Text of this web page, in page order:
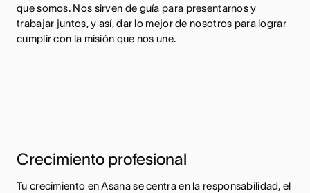
que somos. Nos sirven de guía para presentarnos y
trabajar juntos, y así, dar lo mejor de nosotros para lograr
cumplir con la misión que nos une.
Crecimiento profesional
Tu crecimiento en Asana se centra en la responsabilidad, el